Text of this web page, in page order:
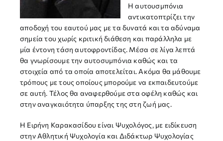
Η αυτουσμπόνια
αντικατοπτρίζει την
αποδοχή του εαυτού μας με τα δυνατά και τα αδύναμα
σημεία του χωρίς κριτική διάθεση και παράλληλα με
μία έντονη τάση αυτοφροντίδας. Μέσα σε λίγα λεπτά
θα γνωρίσουμε την αυτοσυμπόνια καθώς και τα
στοιχεία από τα οποία αποτελείται. Ακόμα θα μάθουμε
τρόπους με τους οποίους μπορούμε να εκπαιδευτούμε
σε αυτή. Τέλος θα αναφερθούμε στα οφέλη καθώς και
στην αναγκαιότητα ύπαρξης της στη ζωή μας.
Η Ειρήνη Καρακασίδου είναι Ψυχολόγος, με ειδίκευση
στην Αθλητική Ψυχολογία και Διδάκτωρ Ψυχολογίας